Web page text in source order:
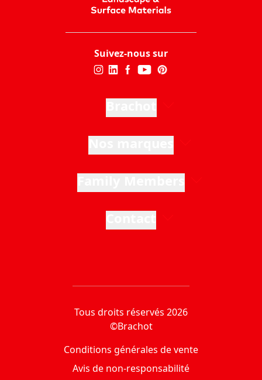
Suivez-nous sur
Tous droits réservés 2026
©Brachot
Conditions générales de vente
Avis de non-responsabilité